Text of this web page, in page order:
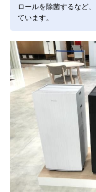
ロールを除菌するなど、
ています。